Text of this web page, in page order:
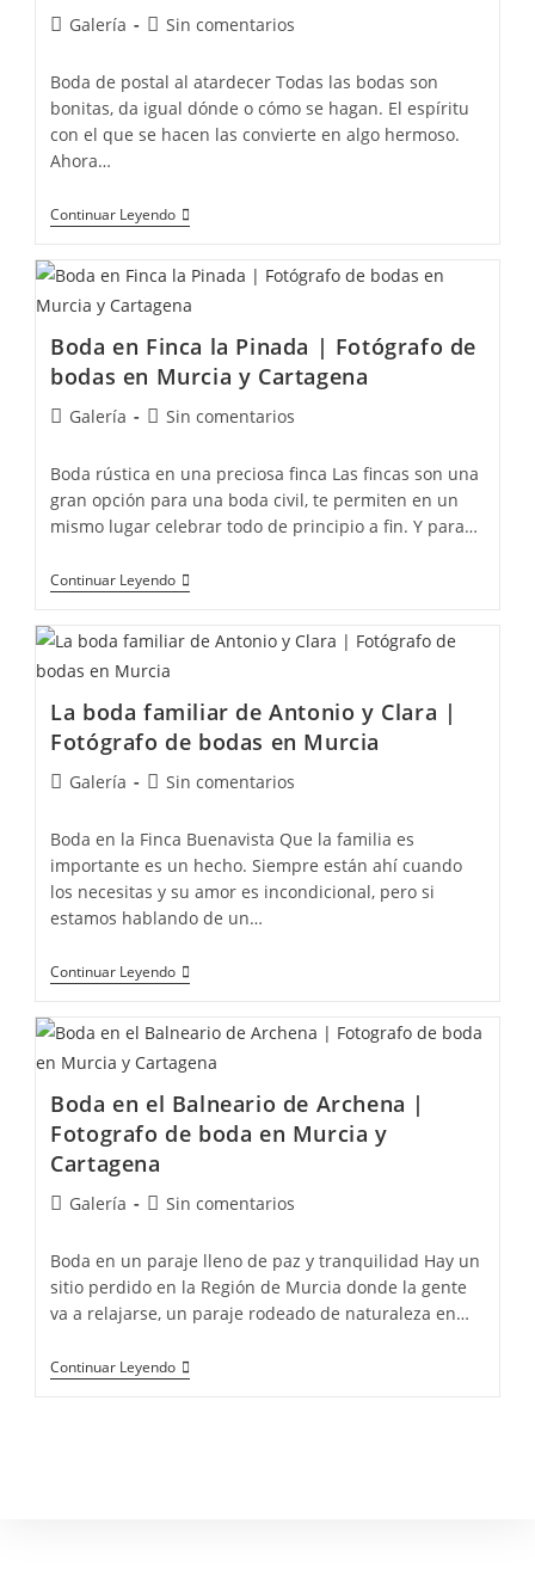
Galería Sin comentarios
Boda de postal al atardecer Todas las bodas son
bonitas, da igual dónde o cómo se hagan. El espíritu
con el que se hacen las convierte en algo hermoso.
Ahora…
Continuar Leyendo
Boda en Finca la Pinada | Fotógrafo de
bodas en Murcia y Cartagena
Galería Sin comentarios
Boda rústica en una preciosa finca Las fincas son una
gran opción para una boda civil, te permiten en un
mismo lugar celebrar todo de principio a fin. Y para…
Continuar Leyendo
La boda familiar de Antonio y Clara |
Fotógrafo de bodas en Murcia
Galería Sin comentarios
Boda en la Finca Buenavista Que la familia es
importante es un hecho. Siempre están ahí cuando
los necesitas y su amor es incondicional, pero si
estamos hablando de un…
Continuar Leyendo
Boda en el Balneario de Archena |
Fotografo de boda en Murcia y
Cartagena
Galería Sin comentarios
Boda en un paraje lleno de paz y tranquilidad Hay un
sitio perdido en la Región de Murcia donde la gente
va a relajarse, un paraje rodeado de naturaleza en…
Continuar Leyendo